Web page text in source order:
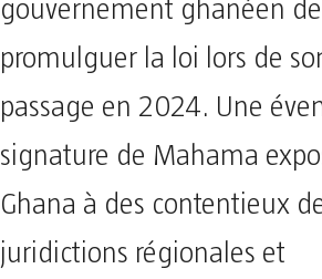
gouvernement ghanéen
promulguer la loi lors de
passage en 2024. Une
signature de Mahama
Ghana à des contentieux
juridictions régionales et